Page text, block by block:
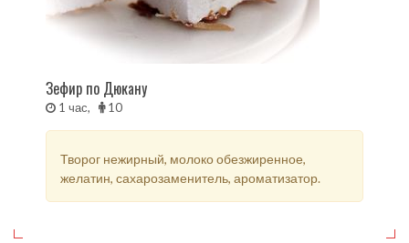
Зефир по Дюкану
1 час, 10
Творог нежирный, молоко обезжиренное,
желатин, сахарозаменитель, ароматизатор.